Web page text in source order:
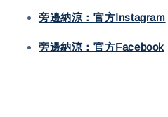
旁邊納涼：官方Instagram
旁邊納涼： 官方Facebook